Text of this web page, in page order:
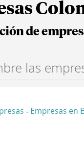
de
- Empresas en